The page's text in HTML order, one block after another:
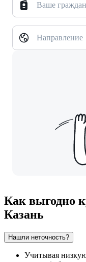
Ваше
Направление
Как выгодно
Казань
Нашли неточность?
Учитывая